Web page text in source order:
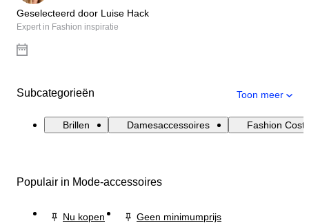
Geselecteerd door Luise Hack
Expert in Fashion inspiratie
Subcategorieën Toon meer
Brillen Damesaccessoires Fashion
Populair in Mode-accessoires
Nu kopen
Geen minimumprijs